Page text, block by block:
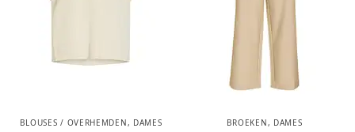
BLOUSES / OVERHEMDEN, DAMES BROEKEN, DAMES